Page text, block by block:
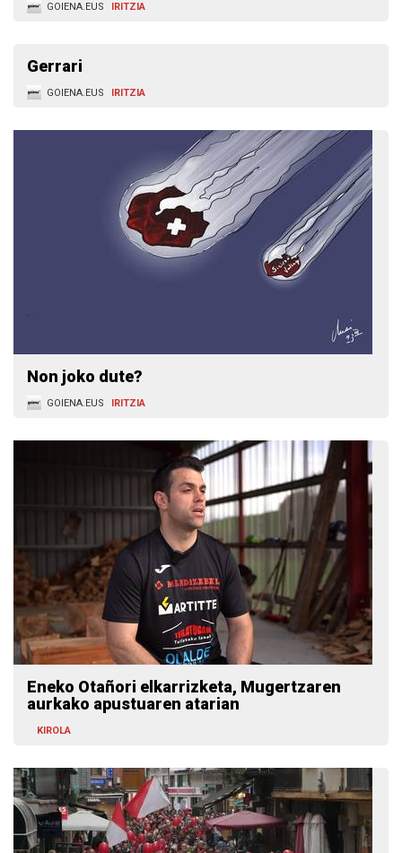
GOIENA.EUS IRITZIA
Gerrari
GOIENA.EUS IRITZIA
Non joko dute?
GOIENA.EUS IRITZIA
Eneko Otañori elkarrizketa, Mugertzaren
aurkako apustuaren atarian
KIROLA